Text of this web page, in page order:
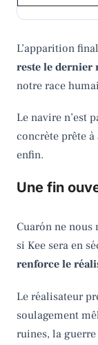
L’apparition
reste le dernier
notre race
Le navire n’est
concrète prête à
enfin.
Une fin
Cuarón ne nous
si Kee sera en
renforce le
Le réalisateur
soulagement
ruines, la